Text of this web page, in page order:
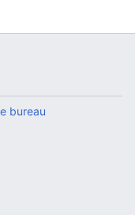
bureau